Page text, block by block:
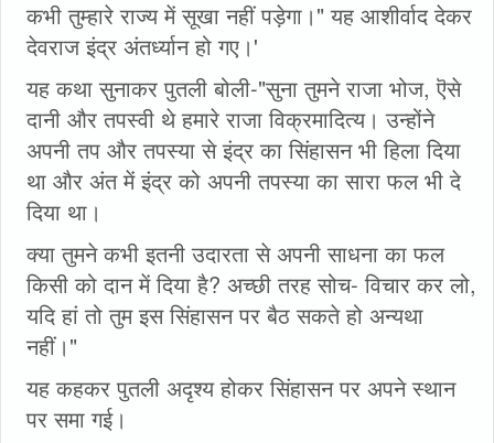
कभी तुम्हारे राज्य में सूखा नहीं पड़ेगा।" यह आशीर्वाद देकर
देवराज इंद्र अंतर्ध्यान हो गए।'
यह कथा सुनाकर पुतली बोली-"सुना तुमने राजा भोज, ऎसे
दानी और तपस्वी थे हमारे राजा विक्रमादित्य। उन्होंने
अपनी तप और तपस्या से इंद्र का सिंहासन भी हिला दिया
था और अंत में इंद्र को अपनी तपस्या का सारा फल भी दे
दिया था।
क्या तुमने कभी इतनी उदारता से अपनी साधना का फल
किसी को दान में दिया है? अच्छी तरह सोच- विचार कर लो,
यदि हां तो तुम इस सिंहासन पर बैठ सकते हो अन्यथा
नहीं।"
यह कहकर पुतली अदृश्य होकर सिंहासन पर अपने स्थान
पर समा गई।